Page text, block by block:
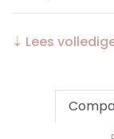
⇣ Lees